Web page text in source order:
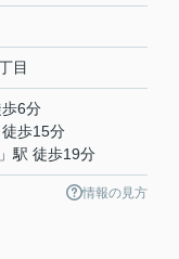
目
歩6分
徒歩15分
」駅 徒歩19分
情報の見方